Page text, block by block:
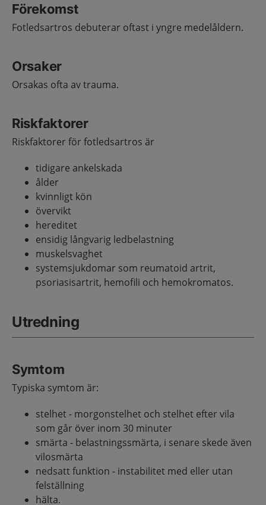
Förekomst
Fotledsartros debuterar oftast i yngre medelåldern.
Orsaker
Orsakas ofta av trauma.
Riskfaktorer
Riskfaktorer för fotledsartros är
tidigare ankelskada
ålder
kvinnligt kön
övervikt
hereditet
ensidig långvarig ledbelastning
muskelsvaghet
systemsjukdomar som reumatoid artrit,
psoriasisartrit, hemofili och hemokromatos.
Utredning
Symtom
Typiska symtom är:
stelhet - morgonstelhet och stelhet efter vila
som går över inom 30 minuter
smärta - belastningssmärta, i senare skede även
vilosmärta
nedsatt funktion - instabilitet med eller utan
felställning
hälta.